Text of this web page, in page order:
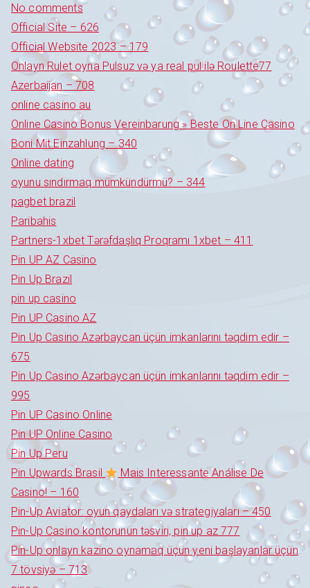
No comments
Official Site – 626
Official Website 2023 – 179
Onlayn Rulet oyna Pulsuz və ya real pul ilə Roulette77
Azerbaijan – 708
online casino au
Online Casino Bonus Vereinbarung » Beste On Line Casino
Boni Mit Einzahlung – 340
Online dating
oyunu sındırmaq mümkündürmü? – 344
pagbet brazil
Paribahis
Partners-1xbet Tərəfdaşlıq Proqramı 1xbet – 411
Pin UP AZ Casino
Pin Up Brazil
pin up casino
Pin UP Casino AZ
Pin Up Casino Azərbaycan üçün imkanlarını təqdim edir –
675
Pin Up Casino Azərbaycan üçün imkanlarını təqdim edir –
995
Pin UP Casino Online
Pin UP Online Casino
Pin Up Peru
Pin Upwards Brasil
Mais Interessante Análise De
Casino! – 160
Pin-Up Aviator: oyun qaydaları və strategiyaları – 450
Pin-Up Casino kontorunun təsviri, pin up az 777
Pin-Up onlayn kazino oynamaq üçün yeni başlayanlar üçün
7 tövsiyə – 713